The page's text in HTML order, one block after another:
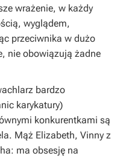
wrażenie, w każdy
wyglądem,
przeciwnika w dużo
nie obowiązują żadne
bardzo
karykatury)
konkurentkami są
Mąż Elizabeth, Vinny z
ma obsesję na